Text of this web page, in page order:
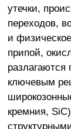
утечки,
переходов,
и
припой,
ключевым
кремния,